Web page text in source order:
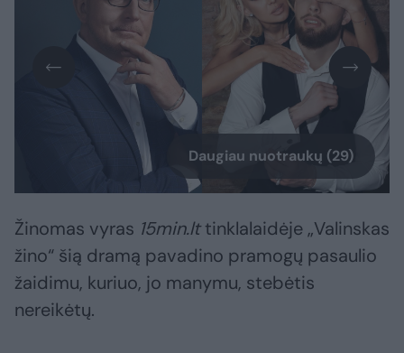
Daugiau nuotraukų (29)
Žinomas vyras 15min.lttinklalaidėje „Valinskas
žino“ šią dramą pavadino pramogų pasaulio
žaidimu, kuriuo, jo manymu, stebėtis
nereikėtų.